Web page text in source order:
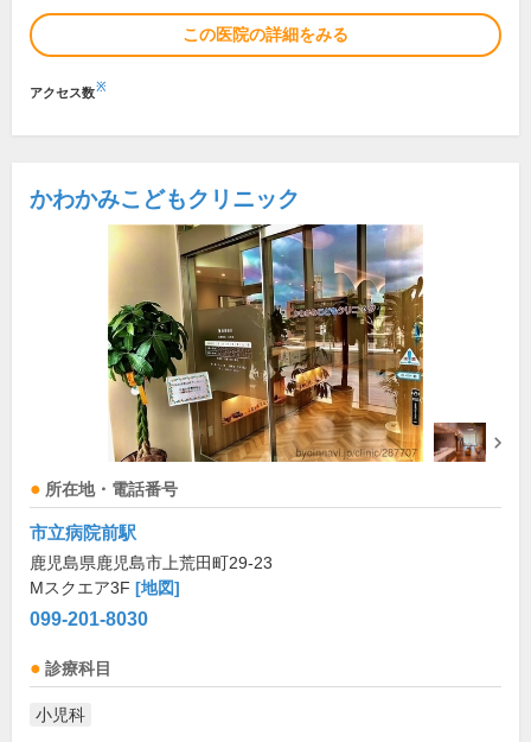
この医院の詳細をみる
アクセス数※
かわかみこどもクリニック
所在地・電話番号
市立病院前駅
鹿児島県鹿児島市上荒田町29-23
Mスクエア3F [地図]
099-201-8030
診療科目
小児科